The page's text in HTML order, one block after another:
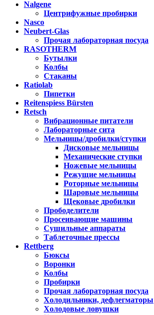
Nalgene
Центрифужные пробирки
Nasco
Neubert-Glas
Прочая лабораторная посуда
RASOTHERM
Бутылки
Колбы
Стаканы
Ratiolab
Пипетки
Reitenspiess Bürsten
Retsch
Вибрационные питатели
Лабораторные сита
Мельницы/дробилки/ступки
Дисковые мельницы
Механические ступки
Ножевые мельницы
Режущие мельницы
Роторные мельницы
Шаровые мельницы
Щековые дробилки
Прободелители
Просеивающие машины
Сушильные аппараты
Таблеточные прессы
Rettberg
Бюксы
Воронки
Колбы
Пробирки
Прочая лабораторная посуда
Холодильники, дефлегматоры
Холодовые ловушки